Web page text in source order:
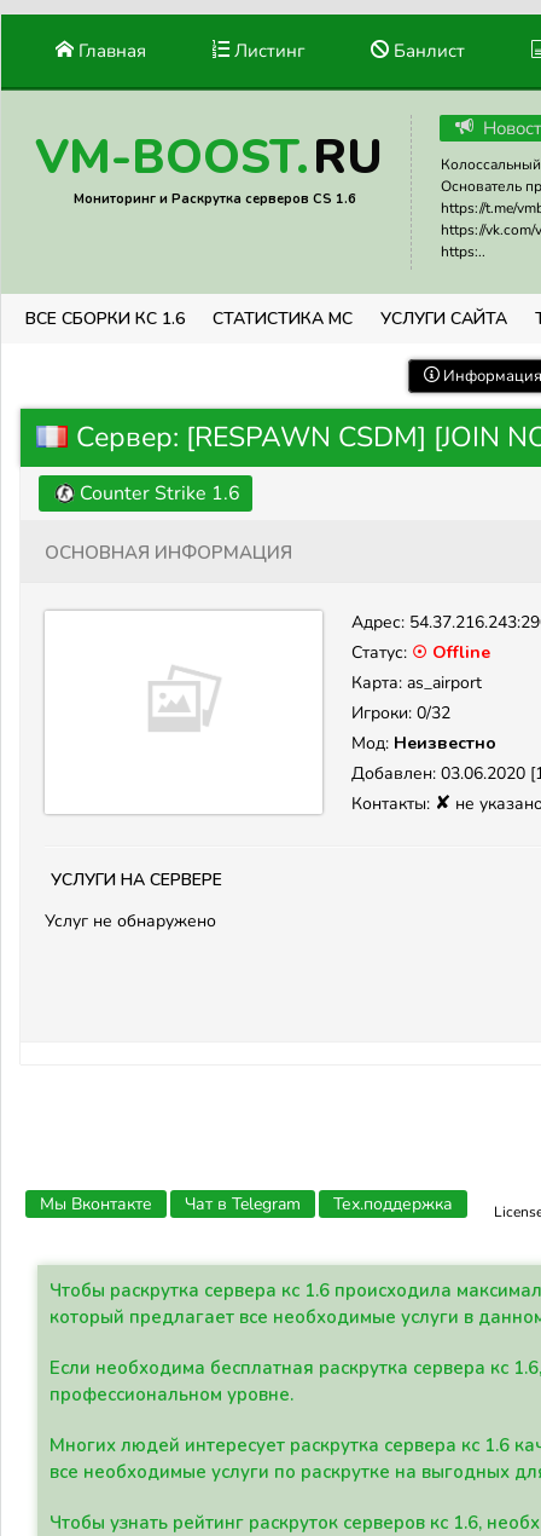
Главная Листинг Банлист
VM-BOOST.RU
Мониторинг и Раскрутка серверов CS 1.6
Основатель
https://t.me/
https://vk.com/
https:..
ВСЕ СБОРКИ КС 1.6 СТАТИСТИКА МС УСЛУГИ САЙТА
Сервер: [RESPAWN CSDM] [JOIN
Counter Strike 1.6
Основная информация
Адрес:
Статус: ☉ Offline
Карта: as_airport
Игроки: 0/32
Мод: Неизвестно
Добавлен: 03.06.2020
Контакты: ✘ не
Услуги на сервере
Услуг не обнаружено
Мы Вконтакте Чат в Telegram Тех.поддержка
Чтобы раскрутка сервера кс 1.6 происходила
который предлагает все необходимые услуги в
Если необходима бесплатная раскрутка сервера кс
профессиональном уровне.
Многих людей интересует раскрутка сервера кс 1.6
все необходимые услуги по раскрутке на выгодных
Чтобы узнать рейтинг раскруток серверов кс 1.6,